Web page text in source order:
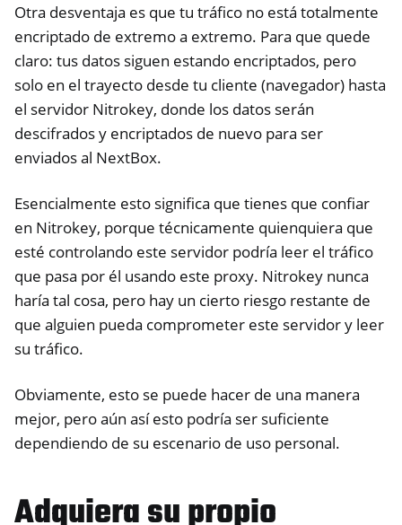
Otra desventaja es que tu tráfico no está totalmente
encriptado de extremo a extremo. Para que quede
claro: tus datos siguen estando encriptados, pero
solo en el trayecto desde tu cliente (navegador) hasta
el servidor Nitrokey, donde los datos serán
descifrados y encriptados de nuevo para ser
enviados al NextBox.
Esencialmente esto significa que tienes que confiar
en Nitrokey, porque técnicamente quienquiera que
esté controlando este servidor podría leer el tráfico
que pasa por él usando este proxy. Nitrokey nunca
haría tal cosa, pero hay un cierto riesgo restante de
que alguien pueda comprometer este servidor y leer
su tráfico.
Obviamente, esto se puede hacer de una manera
mejor, pero aún así esto podría ser suficiente
dependiendo de su escenario de uso personal.
Adquiera su propio